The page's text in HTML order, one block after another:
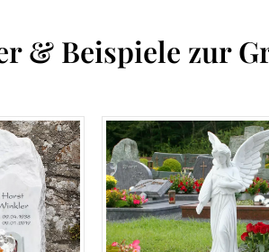
& Beispiele zur